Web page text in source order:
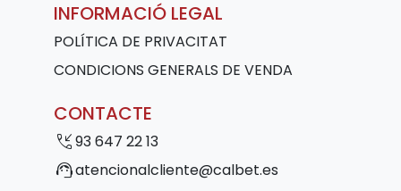
INFORMACIÓ LEGAL
POLÍTICA DE PRIVACITAT
CONDICIONS GENERALS DE VENDA
CONTACTE
phone_callback93 647 22 13
support_agentatencionalcliente@calbet.es